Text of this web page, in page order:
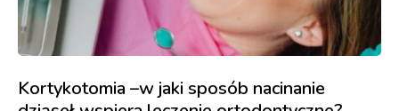
Kortykotomia –w jaki sposób nacinanie